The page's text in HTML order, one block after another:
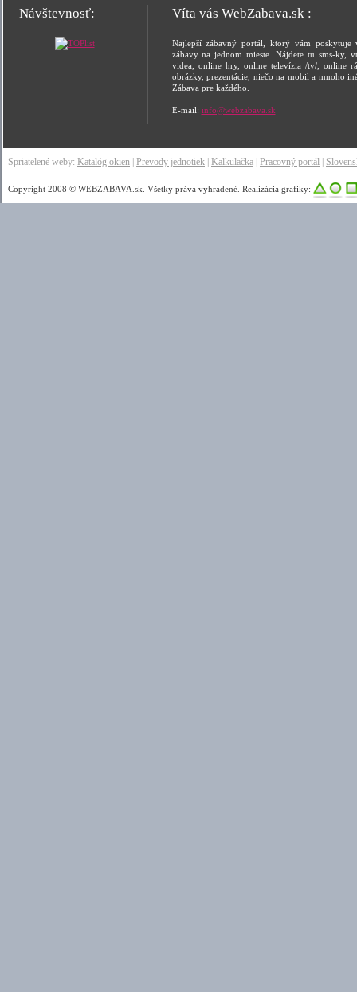
Návštevnosť: Víta vás WebZabava.sk :
Najlepší zábavný portál, ktorý vám poskytuje
zábavy na jednom mieste. Nájdete tu sms-ky,
videa, online hry, online televízia /tv/, online
obrázky, prezentácie, niečo na mobil a mnoho
Zábava pre každého.
E-mail: info@webzabava.sk
Spriatelené weby: Katalóg okien Prevody jednotiek Kalkulačka Pracovný portál
Copyright 2008 © WEBZABAVA.sk. Všetky práva vyhradené. Realizácia grafiky: